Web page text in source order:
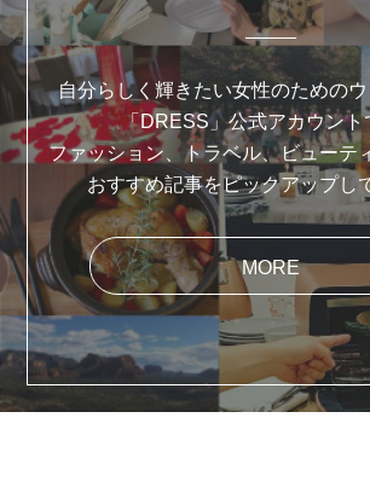
自分らしく輝きたい女性のための
「DRESS」公式アカウント
ファッション、トラベル、ビューテ
おすすめ記事をピックアップし
MORE